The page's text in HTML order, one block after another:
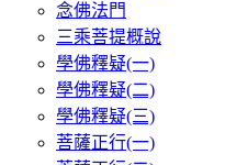
念佛法門
三乘菩提概說
學佛釋疑(一)
學佛釋疑(二)
學佛釋疑(三)
菩薩正行(一)